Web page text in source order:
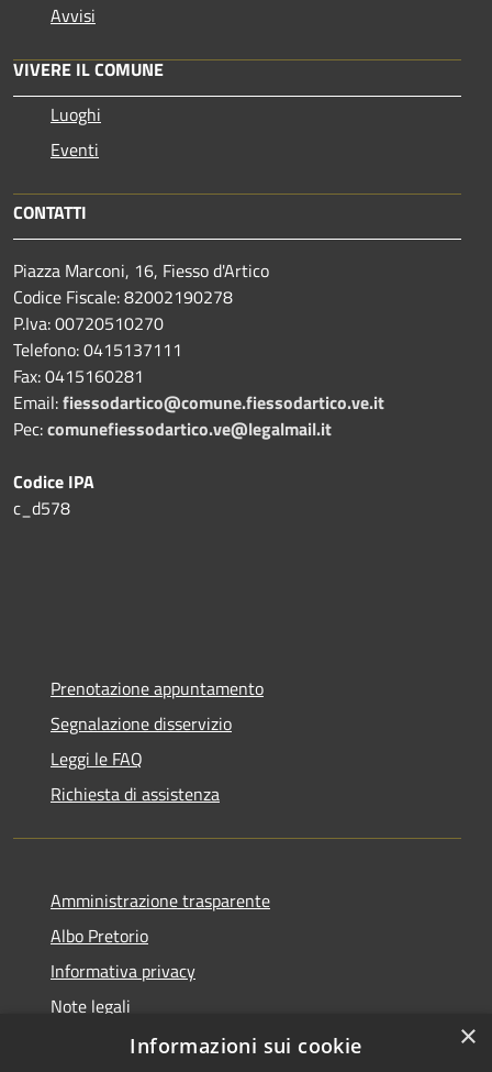
Avvisi
VIVERE IL COMUNE
Luoghi
Eventi
CONTATTI
Piazza Marconi, 16, Fiesso d'Artico
Codice Fiscale: 82002190278
P.Iva: 00720510270
Telefono:0415137111
Fax:0415160281
Email:fiessodartico@comune.fiessodartico.ve.it
Pec:comunefiessodartico.ve@legalmail.it
Codice IPA
c_d578
Prenotazione appuntamento
Segnalazione disservizio
Leggi le FAQ
Richiesta di assistenza
Amministrazione trasparente
Albo Pretorio
Informativa privacy
Note legali
Dichiarazione di accessibilità
×
Informazioni sui cookie